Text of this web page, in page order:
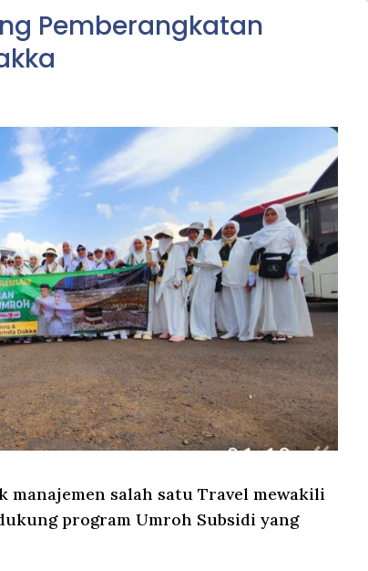
Pemberangkatan
manajemen salah satu Travel mewakili
program Umroh Subsidi yang